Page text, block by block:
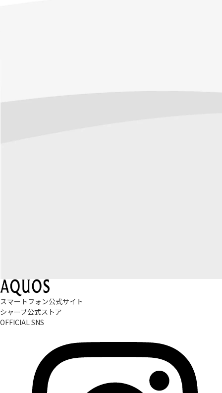
スマートフォン公式サイト
シャープ公式ストア
OFFICIAL SNS